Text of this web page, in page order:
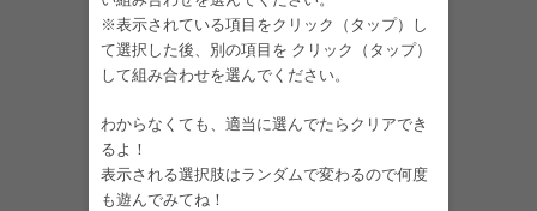
※表示されている項目をクリック（タップ）し
て選択した後、別の項目を クリック（タップ）
して組み合わせを選んでください。
わからなくても、適当に選んでたらクリアでき
るよ！
表示される選択肢はランダムで変わるので何度
も遊んでみてね！